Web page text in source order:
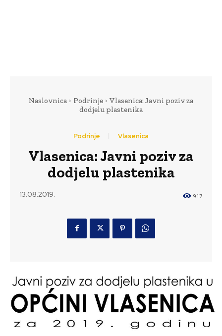
Naslovnica Podrinje
Vlasenica: Javni poziv za
dodjelu plastenika
Podrinje Vlasenica
Vlasenica: Javni poziv za
dodjelu plastenika
13.08.2019. 917